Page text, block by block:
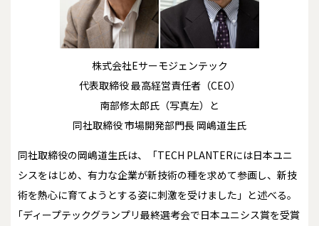
株式会社Eサーモジェンテック
代表取締役 最高経営責任者（CEO）
南部修太郎氏（写真左）と
同社取締役 市場開発部門長 岡嶋道生氏
同社取締役の岡嶋道生氏は、「TECH PLANTERには日本ユニ
シスをはじめ、有力な企業が新技術の種を求めて参画し、新技
術を熱心に育てようとする姿に刺激を受けました」と述べる。
｢ディープテックグランプリ最終選考会で日本ユニシス賞を受賞